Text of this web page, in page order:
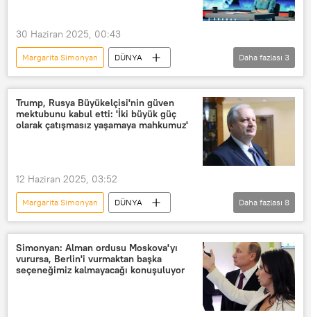
30 Haziran 2025, 00:43
Margarita Simonyan
DÜNYA
Paşinyan
Ermenistan
Ermenistan Başbakanı Nikol Paşinyan
Daha fazlası 3
Trump, Rusya Büyükelçisi'nin güven
mektubunu kabul etti: 'İki büyük güç
olarak çatışmasız yaşamaya mahkumuz'
12 Haziran 2025, 03:52
Margarita Simonyan
DÜNYA
Aleksandr Darçiyev
Donald Trump
ABD
Rusya
Moskova
ABD
Rossiya Segodnya
Daha fazlası 8
Simonyan: Alman ordusu Moskova'yı
vurursa, Berlin'i vurmaktan başka
seçeneğimiz kalmayacağı konuşuluyor